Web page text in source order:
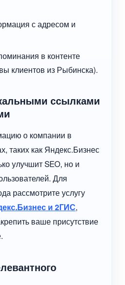
с адресом и
в контенте
клиентов из Рыбинска).
ссылками
о компании в
таких как Яндекс.Бизнес
улучшит SEO, но и
Для
рассмотрите услугу
и 2ГИС,
ваше присутствие